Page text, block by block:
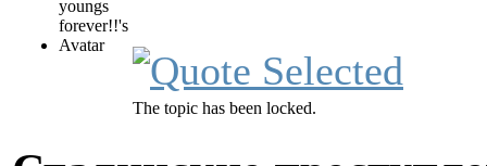
The topic has been locked.